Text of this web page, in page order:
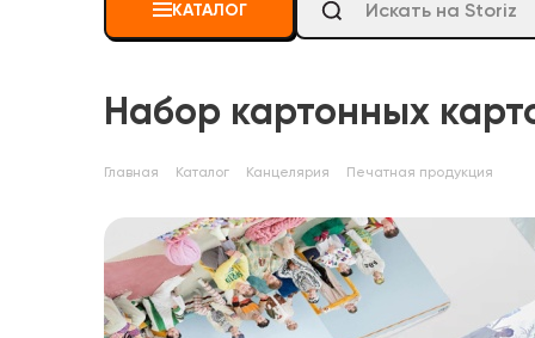
КАТАЛОГ
Набор картонных
Главная Каталог Канцелярия Печатная продукция